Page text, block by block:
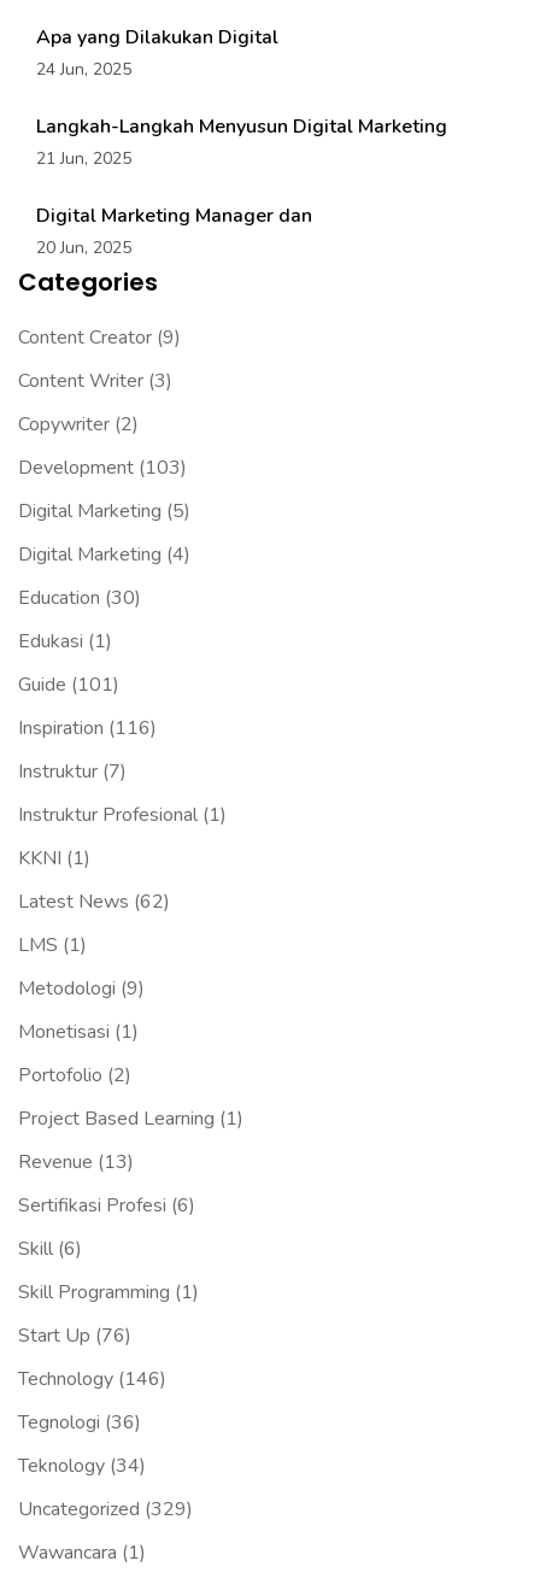
Apa yang Dilakukan Digital
24 Jun, 2025
Langkah-Langkah Menyusun Digital Marketing
21 Jun, 2025
Digital Marketing Manager dan
20 Jun, 2025
Categories
Content Creator (9)
Content Writer (3)
Copywriter (2)
Development (103)
Digital Marketing (5)
Digital Marketing (4)
Education (30)
Edukasi (1)
Guide (101)
Inspiration (116)
Instruktur (7)
Instruktur Profesional (1)
KKNI (1)
Latest News (62)
LMS (1)
Metodologi (9)
Monetisasi (1)
Portofolio (2)
Project Based Learning (1)
Revenue (13)
Sertifikasi Profesi (6)
Skill (6)
Skill Programming (1)
Start Up (76)
Technology (146)
Tegnologi (36)
Teknology (34)
Uncategorized (329)
Wawancara (1)